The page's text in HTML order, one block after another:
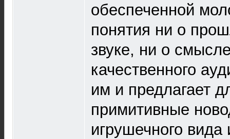
обеспеченной
понятия ни о
звуке, ни о
качественного
им и предлагает
примитивные
игрушечного вида